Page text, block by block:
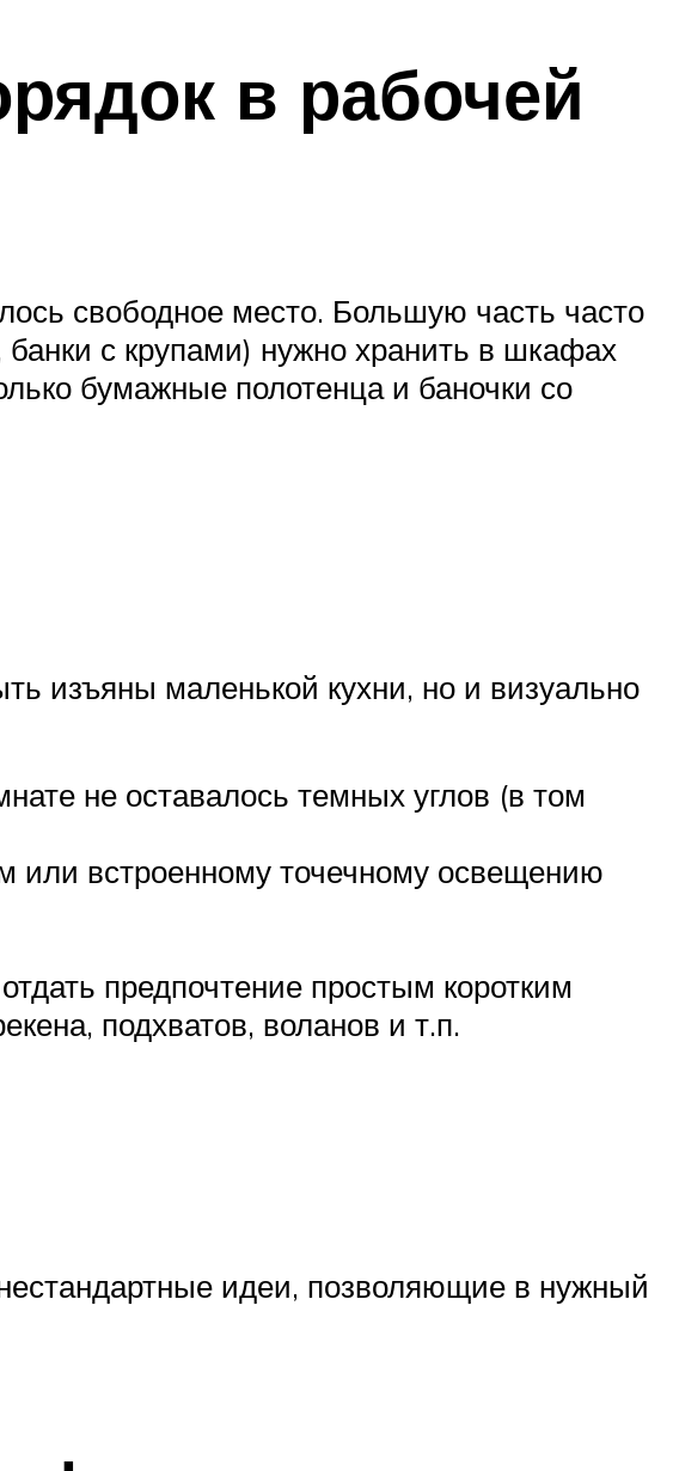
в рабочей
свободное место. Большую часть часто
с крупами) нужно хранить в шкафах
бумажные полотенца и баночки со
изъяны маленькой кухни, но и визуально
не оставалось темных углов (в том
или встроенному точечному освещению
предпочтение простым коротким
подхватов, воланов и т.п.
идеи, позволяющие в нужный